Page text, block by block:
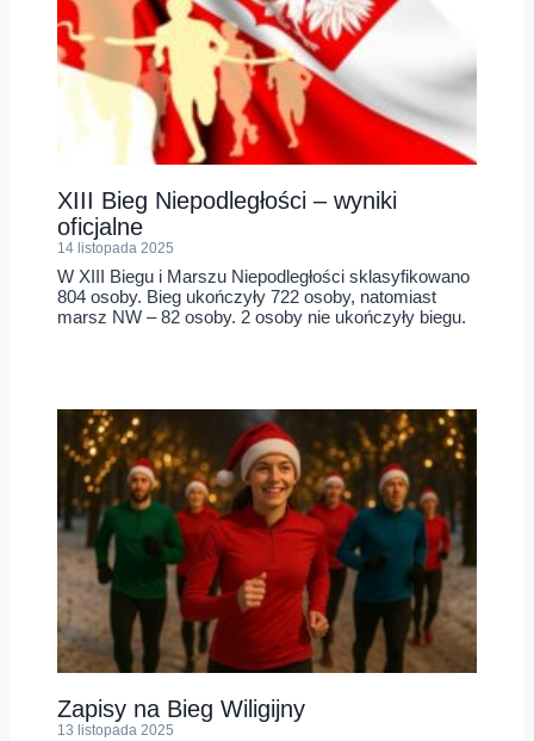
XIII Bieg Niepodległości – wyniki
oficjalne
14 listopada 2025
W XIII Biegu i Marszu Niepodległości sklasyfikowano
804 osoby. Bieg ukończyły 722 osoby, natomiast
marsz NW – 82 osoby. 2 osoby nie ukończyły biegu.
Zapisy na Bieg Wiligijny
13 listopada 2025